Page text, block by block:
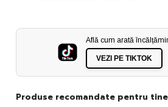
Află cum arată
VEZI PE TIKTOK
Produse recomandate pentru tine